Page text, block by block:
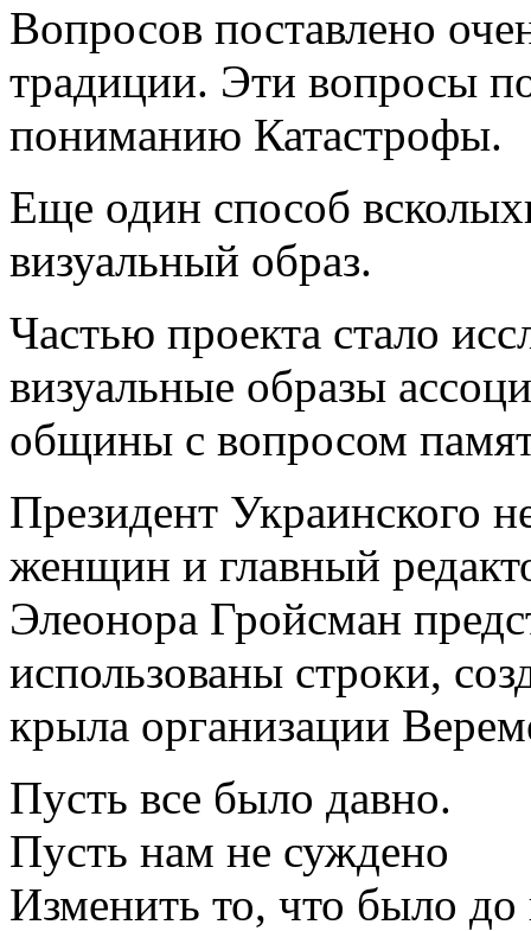
Вопросов поставлено
традиции. Эти вопросы
пониманию Катастрофы.
Еще один способ
визуальный образ.
Частью проекта стало
визуальные образы
общины с вопросом
Президент Украинского
женщин и главный
Элеонора Гройсман
использованы строки,
крыла организации
Пусть все было давно.
Пусть нам не суждено
Изменить то, что было до